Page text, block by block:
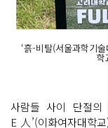
‘흙-비탈(서울과학기
학
사람들 사이 단절의
E 人’(이화여자대학